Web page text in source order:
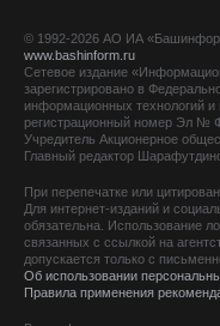
© 1992-2026 АО ИА
www.bashinform.ru
Сетевое издание
зарегистрировано в
информационных технологий
регистрационный номер Эл №
Учредитель Акционерное
Главный редактор
При перепечатке или
Для интернет-изданий и
обязательна. Использование
связанных с ссылкой на
допускается только с
Об использовании
Правила применения